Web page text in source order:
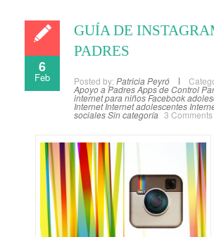
6
Feb
GUÍA DE
PADRES
Posted by: Patricia Peyró
Apoyo a PadresApps de Control
internet para niñosFacebook
InternetInternet adolescentes
socialesSin categoría 3 Comments